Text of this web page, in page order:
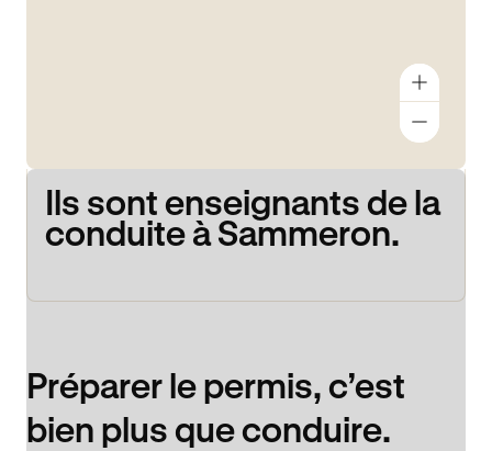
Ils sont enseignants de la
conduite à Sammeron.
Préparer le permis, c’est
bien plus que conduire.